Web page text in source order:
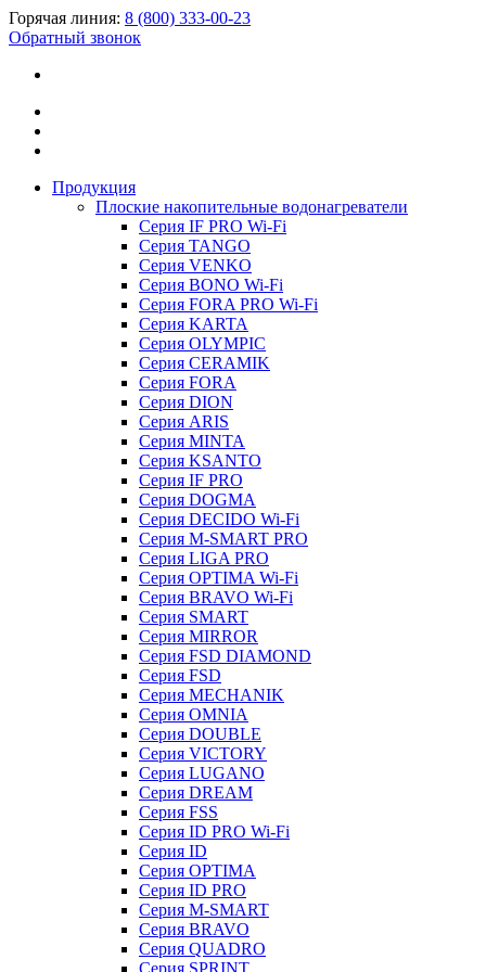
Горячая линия: 8 (800) 333-00-23
Обратный звонок
Продукция
Плоские накопительные водонагреватели
Серия IF PRO Wi-Fi
Серия TANGO
Серия VENKO
Серия BONO Wi-Fi
Серия FORA PRO Wi-Fi
Серия KARTA
Серия OLYMPIC
Серия CERAMIK
Серия FORA
Серия DION
Серия ARIS
Серия MINTA
Серия KSANTO
Серия IF PRO
Серия DOGMA
Серия DECIDO Wi-Fi
Серия M-SMART PRO
Серия LIGA PRO
Серия OPTIMA Wi-Fi
Серия BRAVO Wi-Fi
Серия SMART
Серия MIRROR
Серия FSD DIAMOND
Серия FSD
Серия MECHANIK
Серия OMNIA
Серия DOUBLE
Серия VICTORY
Серия LUGANO
Серия DREAM
Серия FSS
Серия ID PRO Wi-Fi
Серия ID
Серия OPTIMA
Серия ID PRO
Серия M-SMART
Серия BRAVO
Серия QUADRO
Серия SPRINT